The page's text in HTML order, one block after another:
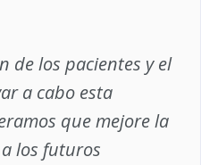
de los pacientes y el
a cabo esta
que mejore la
los futuros